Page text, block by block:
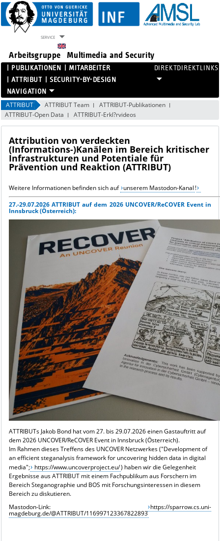
Arbeitsgruppe Multimedia and Security
SERVICE
PUBLIKATIONEN
MITARBEITER
ATTRIBUT
SECURITY-BY-DESIGN
PROJEKTE
PUBLIKATIONEN
MITARBEITER
ATTRIBUT
SECURITY-BY-DESIGN
DIREKTLINKS
ATTRIBUT ATTRIBUT Team
ATTRIBUT-Publikationen
ATTRIBUT-Open Data
ATTRIBUT-Erkl?rvideos
Attribution von verdeckten
(Informations-)Kanälen im Bereich kritischer
Infrastrukturen und Potentiale für
Prävention und Reaktion (ATTRIBUT)
Weitere Informationen befinden sich auf unserem Mastodon-Kanal !
27.-29.07.2026 ATTRIBUT auf dem 2026 UNCOVER/ReCOVER Event in
Innsbruck (Österreich):
ATTRIBUTs Jakob Bond hat vom 27. bis 29.07.2026 einen Gastauftritt auf
dem 2026 UNCOVER/ReCOVER Event in Innsbruck (Österreich).
Im Rahmen dieses Treffens des UNCOVER Netzwerkes ("Development of
an efficient steganalysis framework for uncovering hidden data in digital
media";
https://www.uncoverproject.eu/) haben wir die Gelegenheit
Ergebnisse aus ATTRIBUT mit einem Fachpublikum aus Forschern im
Bereich Steganographie und BOS mit Forschungsinteressen in diesem
Bereich zu diskutieren.
Mastodon-Link:
https://sparrow.cs.uni-
magdeburg.de/@ATTRIBUT/116997123367822893